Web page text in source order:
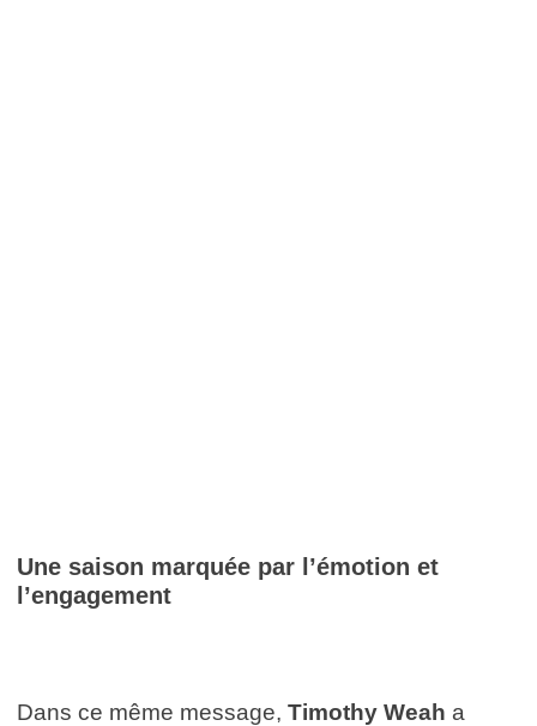
Une saison marquée par l’émotion et
l’engagement
Dans ce même message, Timothy Weah a